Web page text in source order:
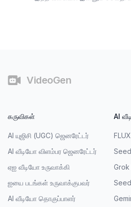
VideoGen
கருவிகள்
AI யுஜிசி (UGC) ஜெனரேட்டர்
AI வீடியோ விளம்பர ஜெனரேட்டர்
ஏஐ வீடியோ உருவாக்கி
ஐயை படங்கள் உருவாக்குபவர்
AI வீடியோ தொகுப்பாளர்
AI
Grok